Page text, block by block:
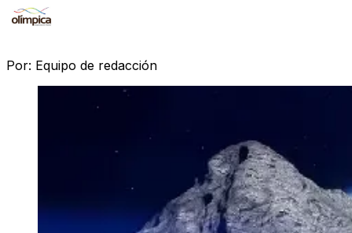
Por: Equipo de redacción